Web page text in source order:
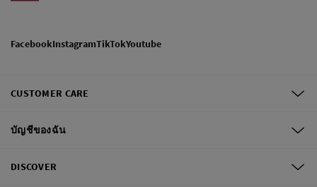
FacebookInstagramTikTokYoutube
CUSTOMER CARE
บัญชีของฉัน
DISCOVER